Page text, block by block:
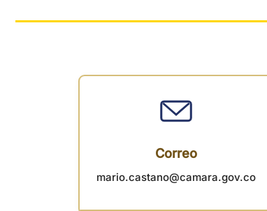
Correo
mario.castano@camara.gov.co